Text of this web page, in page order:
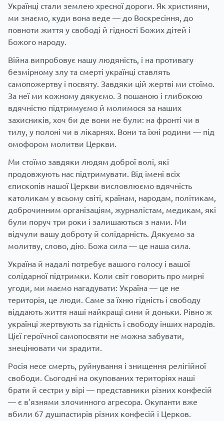
Українці стали землею хресної дороги. Як християни,
ми знаємо, куди вона веде — до Воскресіння, до
повноти життя у свободі й гідності Божих дітей і
Божого народу.
Війна випробовує нашу людяність, і на противагу
безмірному злу та смерті українці ставлять
самопожертву і посвяту. Завдяки цій жертві ми стоїмо.
За неї ми кожному дякуємо. З пошаною і глибокою
вдячністю підтримуємо й молимося за наших
захисників, хоч би де вони не були: на фронті чи в
тилу, у полоні чи в лікарнях. Вони та їхні родини — під
омофором молитви Церкви.
Ми стоїмо завдяки людям доброї волі, які
продовжують нас підтримувати. Від імені всіх
єпископів нашої Церкви висловлюємо вдячність
католикам у всьому світі, країнам, народам, політикам,
доброчинним організаціям, журналістам, медикам, які
були поруч три роки і залишаються з нами. Ми
відчули вашу доброту й солідарність. Дякуємо за
молитву, слово, дію. Божа сила — це наша сила.
Україна й надалі потребує вашого голосу і вашої
солідарної підтримки. Коли світ говорить про мирні
угоди, ми маємо нагадувати: Україна — це не
територія, це люди. Саме за їхню гідність і свободу
віддають життя наші найкращі сини й доньки. Рівно ж
українці жертвують за гідність і свободу інших народів.
Цієї героїчної самопосвяти не можна забувати,
знецінювати чи зрадити.
Росія несе смерть, руйнування і знищення релігійної
свободи. Сьогодні на окупованих територіях наші
брати й сестри у вірі — представники різних конфесій
— є в’язнями злочинного агресора. Окупанти вже
вбили 67 душпастирів різних конфесій і Церков.